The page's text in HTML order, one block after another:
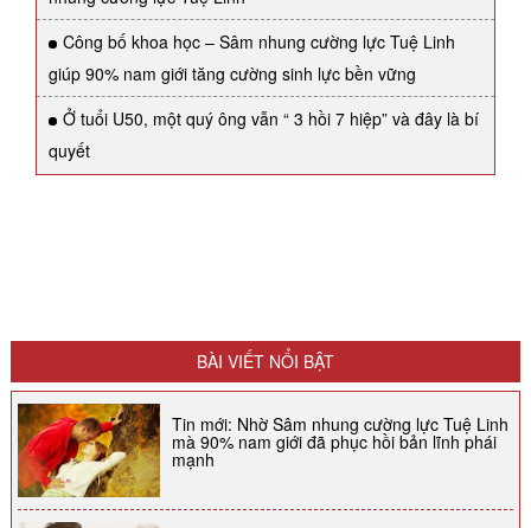
Công bố khoa học – Sâm nhung cường lực Tuệ Linh
giúp 90% nam giới tăng cường sinh lực bền vững
Ở tuổi U50, một quý ông vẫn “ 3 hồi 7 hiệp” và đây là bí
quyết
BÀI VIẾT NỔI BẬT
Tin mới: Nhờ Sâm nhung cường lực Tuệ Linh
mà 90% nam giới đã phục hồi bản lĩnh phái
mạnh